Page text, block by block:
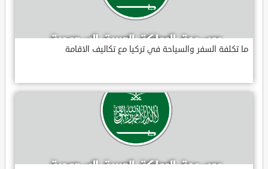
ما تكلفة السفر والسياحة في تركيا مع تكاليف الاقامة